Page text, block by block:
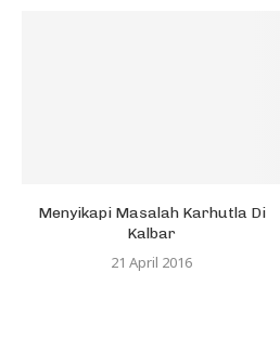
Menyikapi Masalah Karhutla Di
Kalbar
21 April 2016